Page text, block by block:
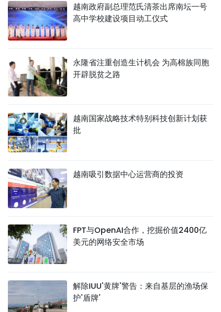
越南政府副总理范氏清茶出席南坛一号
高中学校建设项目动工仪式
永隆省注重创造生计机会 为高棉族同胞
开辟脱贫之路
越南国家战略技术特别科技创新计划获
批
越南吸引数据中心运营商的投资
FPT与OpenAI合作，挖掘价值2400亿
美元的网络安全市场
解除IUU'黄牌'警告：来自基层的渔场保
护'盾牌'